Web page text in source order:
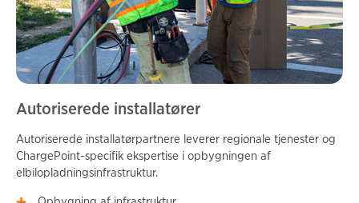
Autoriserede installatører
Autoriserede installatørpartnere leverer regionale tjenester og
ChargePoint-specifik ekspertise i opbygningen af
elbilopladningsinfrastruktur.